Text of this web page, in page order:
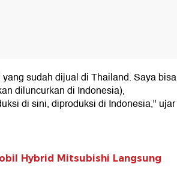
sudah dijual di Thailand. Saya bisa
diluncurkan di Indonesia),
di sini, diproduksi di Indonesia," ujar
Hybrid Mitsubishi Langsung